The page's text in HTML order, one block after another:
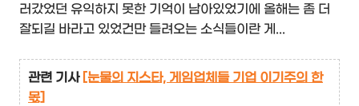
러갔었던 유익하지 못한 기억이 남아있었기에 올해는 좀 더
잘되길 바라고 있었건만 들려오는 소식들이란 게...
관련 기사 [눈물의 지스타, 게임업체들 기업 이기주의 한
몫]